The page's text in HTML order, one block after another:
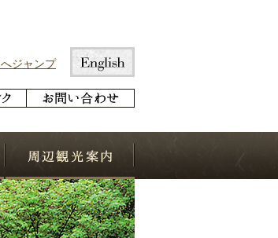
ジャンプ